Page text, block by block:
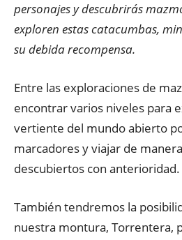
personajes y descubrirás
exploren estas catacumbas,
su debida recompensa.
Entre las exploraciones de
encontrar varios niveles para
vertiente del mundo abierto
marcadores y viajar de
descubiertos con anterioridad.
También tendremos la
nuestra montura, Torrentera,